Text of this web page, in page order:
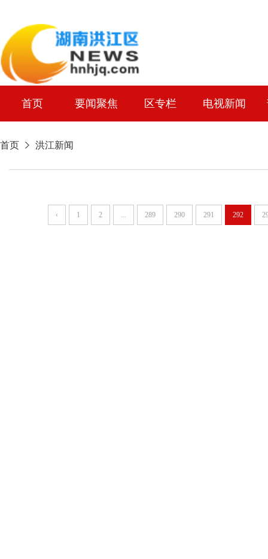
首页 要闻聚焦 区专栏 电视新闻
首页 洪江新闻
‹ 1 2 ... 289 290 291 292